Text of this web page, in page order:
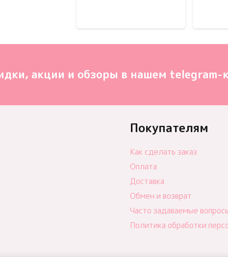
акции и обзоры в нашем telegram-
Покупателям
Как сделать заказ
Оплата
Доставка
Обмен и возврат
Часто задаваемые
Политика обработки